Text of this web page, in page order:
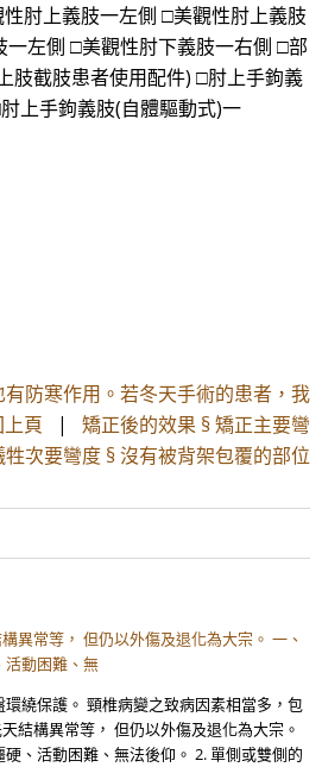
肘上義肢一左側 □美觀性肘上義肢
左側 □美觀性肘下義肢一右側 □部
肢截肢患者使用配件) □肘上手鉤義
上手鉤義肢(自體驅動式)一
防寒作用。若冬天手術的患者，我
上頁 | 矯正後的效果 § 矯正主要彎
牲次要彎度 § 沒有被背架包覆的部位
異常等， 但仍以外傷及退化為大宗。 一、
活動困難、無
繞保護。 頸椎病變之致病因素相當多，包
結構異常等， 但仍以外傷及退化為大宗。
、活動困難、無法後仰。 2. 單側或雙側的